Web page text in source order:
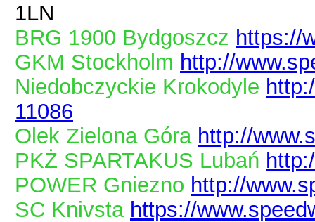
1LN
BRG 1900 Bydgoszcz https://
GKM Stockholm http://
Niedobczyckie Krokodyle
11086
Olek Zielona Góra http://
PKŻ SPARTAKUS Lubań
POWER Gniezno http://
SC Knivsta https://